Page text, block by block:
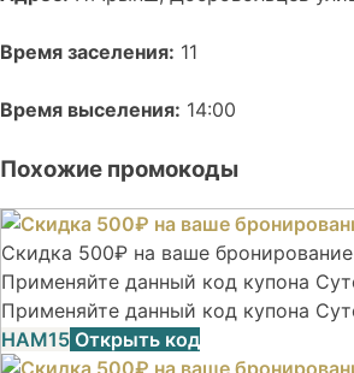
Время заселения: 11
Время выселения: 14:00
Похожие промокоды
Скидка 500₽ на ваше
Применяйте данный код купона
Применяйте данный код купона
НАМ15 Открыть код